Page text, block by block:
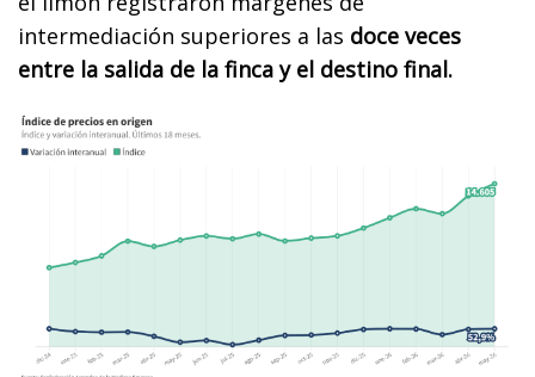
intermediación superiores a las doce veces
entre la salida de la finca y el destino final.